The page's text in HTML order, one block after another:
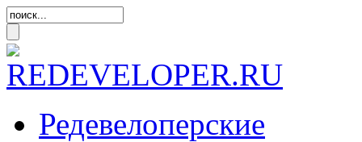
Редевелоперские